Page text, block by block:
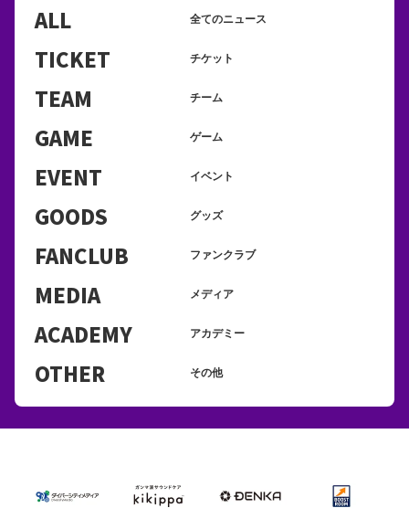
ALL 全てのニュース
TICKET チケット
TEAM チーム
GAME ゲーム
EVENT イベント
GOODS グッズ
FANCLUB ファンクラブ
MEDIA メディア
ACADEMY アカデミー
OTHER その他